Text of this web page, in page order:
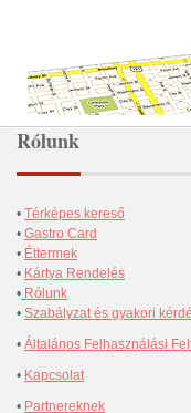
Rólunk
• Térképes kereső
• Gastro Card
• Éttermek
• Kártya Rendelés
• Rólunk
• Szabályzat és gyakori
• Általános Felhasználási
• Kapcsolat
• Partnereknek